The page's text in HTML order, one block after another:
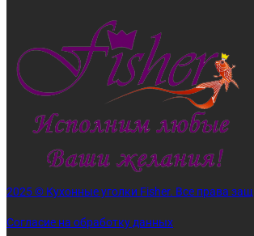
2025 © Кухонные уголки Fisher. Все права
Согласие на обработку данных